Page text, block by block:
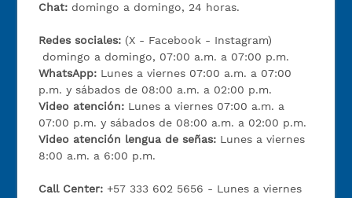
Chat: domingo a domingo, 24 horas.
Redes sociales: (X - Facebook - Instagram)
domingo a domingo, 07:00 a.m. a 07:00 p.m.
WhatsApp: Lunes a viernes 07:00 a.m. a 07:00
p.m. y sábados de 08:00 a.m. a 02:00 p.m.
Video atención: Lunes a viernes 07:00 a.m. a
07:00 p.m. y sábados de 08:00 a.m. a 02:00 p.m.
Video atención lengua de señas: Lunes a viernes
8:00 a.m. a 6:00 p.m.
Call Center:+57 333 602 5656 - Lunes a viernes